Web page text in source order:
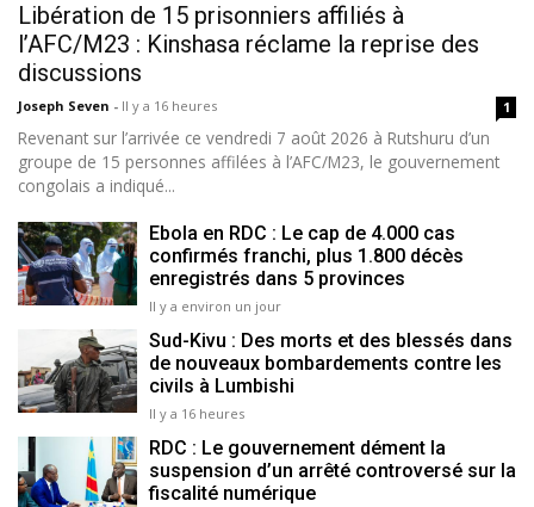
Libération de 15 prisonniers affiliés à
l’AFC/M23 : Kinshasa réclame la reprise des
discussions
Joseph Seven - Il y a 16 heures 1
Revenant sur l’arrivée ce vendredi 7 août 2026 à Rutshuru d’un
groupe de 15 personnes affilées à l’AFC/M23, le gouvernement
congolais a indiqué...
Ebola en RDC : Le cap de 4.000 cas
confirmés franchi, plus 1.800 décès
enregistrés dans 5 provinces
Il y a environ un jour
Sud-Kivu : Des morts et des blessés dans
de nouveaux bombardements contre les
civils à Lumbishi
Il y a 16 heures
RDC : Le gouvernement dément la
suspension d’un arrêté controversé sur la
fiscalité numérique